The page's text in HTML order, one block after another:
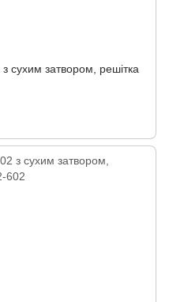
сухим затвором, решітка